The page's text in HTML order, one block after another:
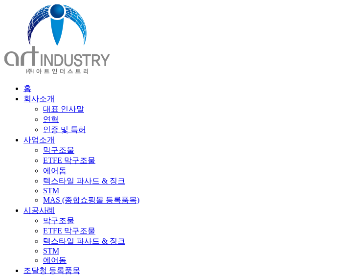
홈
회사소개
대표 인사말
연혁
인증 및 특허
사업소개
막구조물
ETFE 막구조물
에어돔
텍스타일 파사드 & 징크
STM
MAS (종합쇼핑몰 등록품목)
시공사례
막구조물
ETFE 막구조물
텍스타일 파사드 & 징크
STM
에어돔
조달청 등록품목